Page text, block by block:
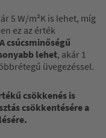
5 W/m²K is lehet, míg
ez az érték
csúcsminőségű
lehet, akár 1
üvegezéssel.
csökkenés is
csökkentésére a